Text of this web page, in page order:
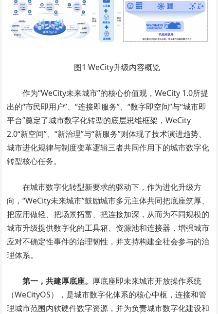
图1 WeCity升级内容概览
作为“WeCity未来城市”的核心价值观，WeCity 1.0所提
出的“市民即用户”、“连接即服务”、“数字即空间”与“城市即
平台”奠定了城市数字化转型的底层思维框架，WeCity
2.0“新空间”、“新治理”与“新服务”则体现了技术演进趋势、
城市进化规律与制度变革逻辑三者共同作用下的城市数字化
转型核心任务。
在城市数字化转型新要求的驱动下，作为进化升级方
向，“WeCity未来城市”鼓励城市多元主体共同把底座筑厚、
把应用做轻、把场景拓富、把连接加深，从而为不同规模的
城市升级提供数字化的工具箱、资源池和连接器，增强城市
应对不确定性事件的治理韧性，并支持构建全社会参与的治
理体系。
第一，共建厚底座。 厚底座即未来城市开放操作系统
（WeCityOS），是城市数字化体系的核心中枢，连接和管
理城市范围内软硬件数字资源，并为负责城市数字化建设和